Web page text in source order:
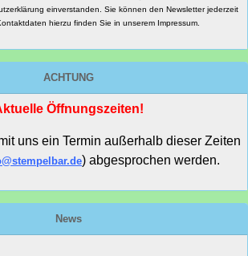
einverstanden. Sie können den Newsletter jederzeit
hierzu finden Sie in unserem Impressum.
ACHTUNG
Öffnungszeiten!
uns ein Termin außerhalb dieser Zeiten
) abgesprochen werden.
News